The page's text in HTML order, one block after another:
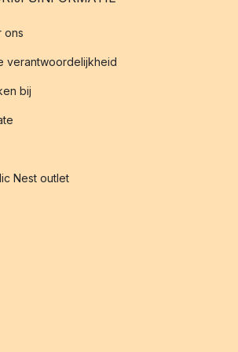
ons
verantwoordelijkheid
bij
Nest outlet